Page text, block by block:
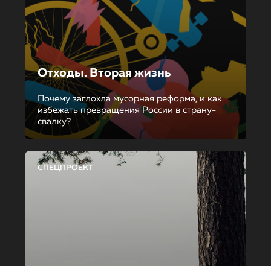
Отходы. Вторая жизнь
Почему заглохла мусорная реформа, и как
избежать превращения России в страну-
свалку?
СПЕЦПРОЕКТ